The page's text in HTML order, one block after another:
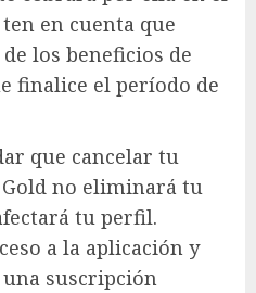
en cuenta que
los beneficios de
finalice el período de
que cancelar tu
no eliminará tu
tu perfil.
a la aplicación y
suscripción